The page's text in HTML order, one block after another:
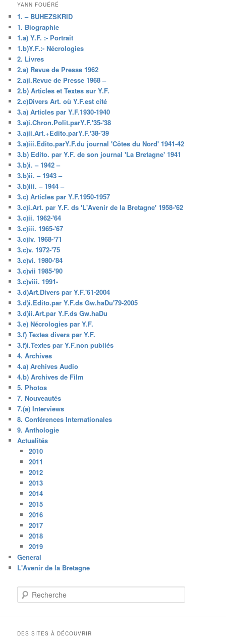
YANN FOUÉRÉ
1. – BUHEZSKRID
1. Biographie
1.a) Y.F. :- Portrait
1.b)Y.F.:- Nécrologies
2. Livres
2.a) Revue de Presse 1962
2.a)i.Revue de Presse 1968 –
2.b) Articles et Textes sur Y.F.
2.c)Divers Art. où Y.F.est cité
3.a) Articles par Y.F.1930-1940
3.a)i.Chron.Polit.parY.F.'35-'38
3.a)ii.Art.+Edito.parY.F.'38-'39
3.a)iii.Edito.parY.F.du journal 'Côtes du Nord' 1941-42
3.b) Edito. par Y.F. de son journal 'La Bretagne' 1941
3.b)i. – 1942 –
3.b)ii. – 1943 –
3.b)iii. – 1944 –
3.c) Articles par Y.F.1950-1957
3.c)i.Art. par Y.F. ds 'L'Avenir de la Bretagne' 1958-'62
3.c)ii. 1962-'64
3.c)iii. 1965-'67
3.c)iv. 1968-'71
3.c)v. 1972-'75
3.c)vi. 1980-'84
3.c)vii 1985-'90
3.c)viii. 1991-
3.d)Art.Divers par Y.F.'61-2004
3.d)i.Edito.par Y.F.ds Gw.haDu'79-2005
3.d)ii.Art.par Y.F.ds Gw.haDu
3.e) Nécrologies par Y.F.
3.f) Textes divers par Y.F.
3.f)i.Textes par Y.F.non publiés
4. Archives
4.a) Archives Audio
4.b) Archives de Film
5. Photos
7. Nouveautés
7.(a) Interviews
8. Conférences Internationales
9. Anthologie
Actualités
2010
2011
2012
2013
2014
2015
2016
2017
2018
2019
General
L'Avenir de la Bretagne
e
e
DES SITES À DÉCOUVRIR